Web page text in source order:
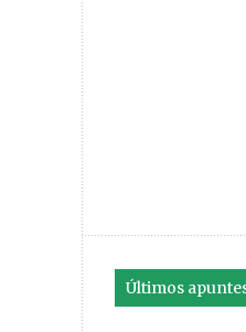
Últimos